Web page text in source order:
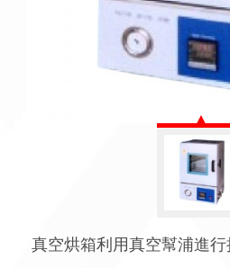
真空烘箱利用真空幫浦進